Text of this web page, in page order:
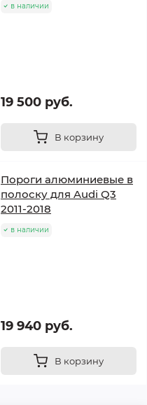
в наличии
19 500 руб.
В корзину
Пороги алюминиевые в
полоску для Audi Q3
2011-2018
в наличии
19 940 руб.
В корзину